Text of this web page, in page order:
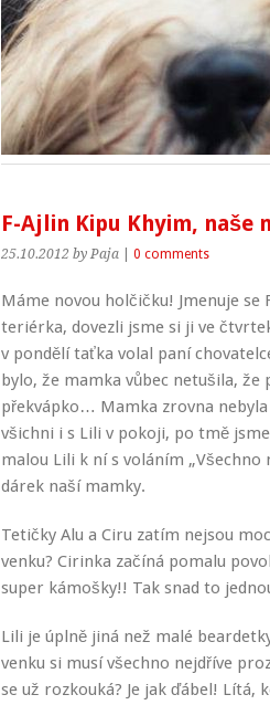
F-Ajlin Kipu Khyim, naše
25.10.2012 by Paja 0 comments
Máme novou holčičku! Jmenuje
teriérka, dovezli jsme si ji ve
v pondělí taťka volal paní
bylo, že mamka vůbec netušila,
překvápko… Mamka zrovna
všichni i s Lili v pokoji, po tmě
malou Lili k ní s voláním
dárek naší mamky.
Tetičky Alu a Ciru zatím nejsou
venku? Cirinka začíná pomalu
super kámošky!! Tak snad to
Lili je úplně jiná než malé
venku si musí všechno nejdříve
se už rozkouká? Je jak ďábel!